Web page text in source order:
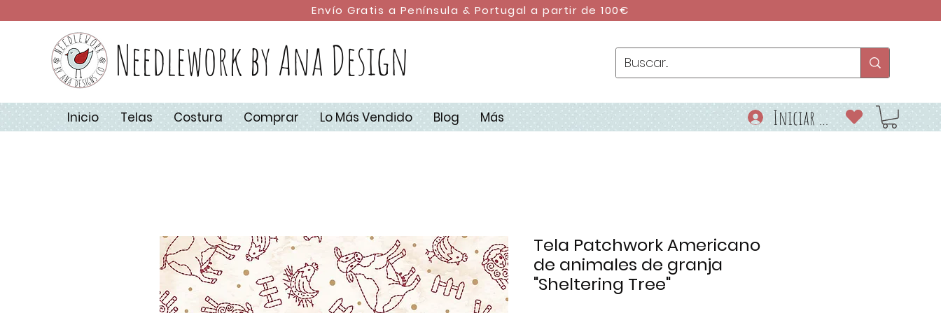
Envío Gratis a Península & Portugal a partir de 100€
Needlework by Ana Design
Inicio Telas Costura Comprar Lo Más Vendido Blog Más Iniciar sesión
Tela Patchwork Americano
de animales de granja
"Sheltering Tree"